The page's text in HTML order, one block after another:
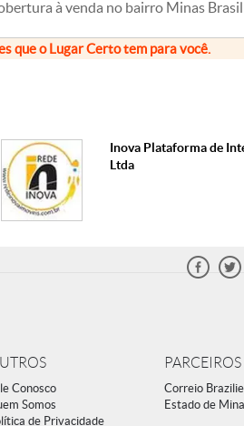
à venda no bairro Minas Brasil
que o Lugar Certo tem para você.
Inova Plataforma de
Ltda
Conosco
Somos
de Privacidade
PARCEIROS
Correio
Estado de